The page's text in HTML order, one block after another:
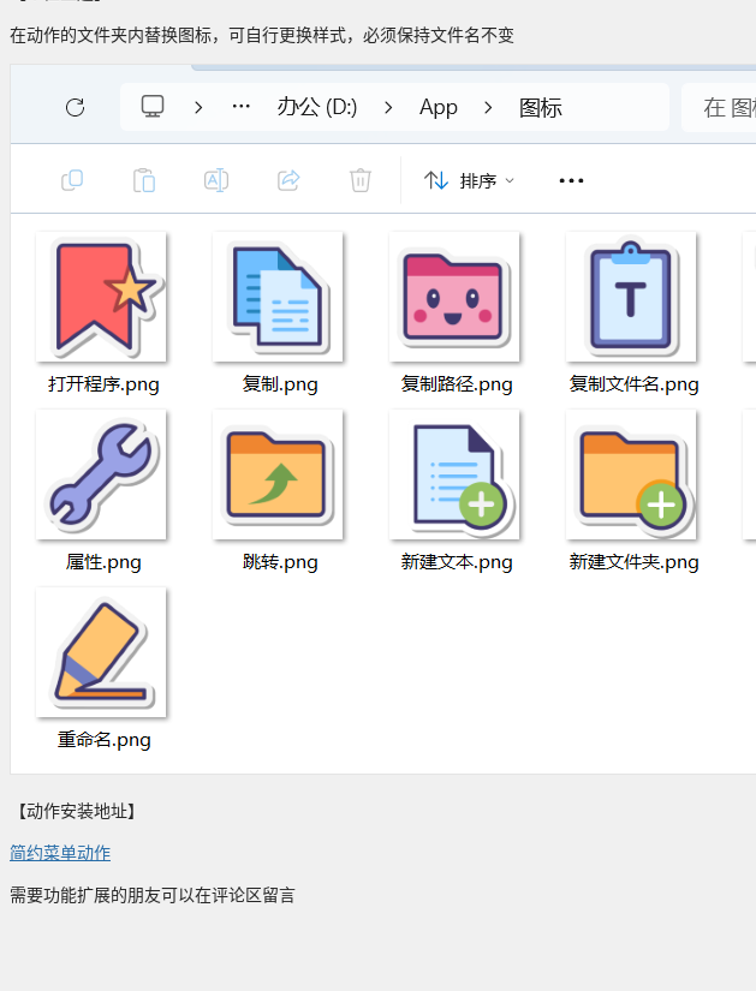
在动作的文件夹内替换图标，可自行更换样式，必须保持文件名不变
【动作安装地址】
简约菜单动作
需要功能扩展的朋友可以在评论区留言